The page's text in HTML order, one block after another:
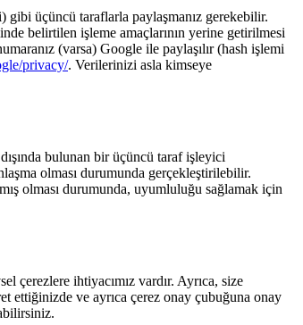
üçüncü taraflarla paylaşmanız gerekebilir.
belirtilen işleme amaçlarının yerine getirilmesi
(varsa) Google ile paylaşılır (hash işlemi
privacy/. Verilerinizi asla kimseye
bulunan bir üçüncü taraf işleyici
olması durumunda gerçekleştirilebilir.
olması durumunda, uyumluluğu sağlamak için
çerezlere ihtiyacımız vardır. Ayrıca, size
ettiğinizde ve ayrıca çerez onay çubuğuna onay